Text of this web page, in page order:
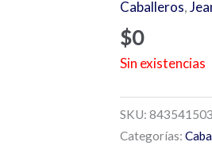
Caballeros,
$0
Sin existencias
SKU:
Categorías: